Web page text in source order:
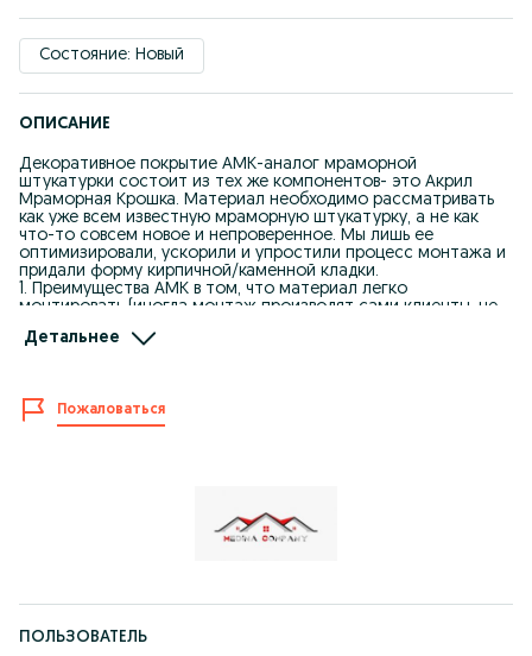
Состояние: Новый
ОПИСАНИЕ
Декоративное покрытие АМК-аналог мраморной
штукатурки состоит из тех же компонентов- это Акрил
Мраморная Крошка. Материал необходимо рассматривать
как уже всем известную мраморную штукатурку, а не как
что-то совсем новое и непроверенное. Мы лишь ее
оптимизировали, ускорили и упростили процесс монтажа и
придали форму кирпичной/каменной кладки.
1. Преимущества АМК в том, что материал легко
монтировать (иногда монтаж производят сами клиенты, не
2. Доступная цена (многие могут свой некрасивый или не
3. Материал имеет легкий вес (тем самым не несет нагрузку
на конструктив здания, не требует устройство фундамента).
4. Его можно ремонтировать, если часть элементов
Можно сделать даже рисунок (например, один рыбак
изобразил рыбку из наших элементов АМК).
9. Применяется на различные поверхности: пенопласт,
каменная вата, газобетон, штукатурка, ГКЛ, ЦСП, ОСБ,
экструзия.
Детальнее
Пожаловаться
ПОЛЬЗОВАТЕЛЬ